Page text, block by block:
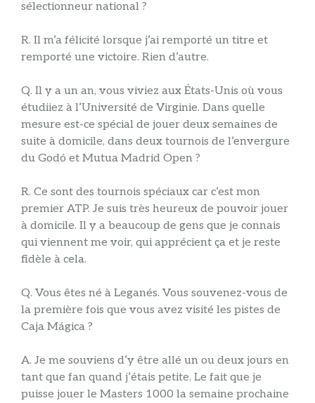
sélectionneur national ?
R. Il m’a félicité lorsque j’ai remporté un titre et
remporté une victoire. Rien d’autre.
Q. Il y a un an, vous viviez aux États-Unis où vous
étudiiez à l’Université de Virginie. Dans quelle
mesure est-ce spécial de jouer deux semaines de
suite à domicile, dans deux tournois de l’envergure
du Godó et Mutua Madrid Open ?
R. Ce sont des tournois spéciaux car c’est mon
premier ATP. Je suis très heureux de pouvoir jouer
à domicile. Il y a beaucoup de gens que je connais
qui viennent me voir, qui apprécient ça et je reste
fidèle à cela.
Q. Vous êtes né à Leganés. Vous souvenez-vous de
la première fois que vous avez visité les pistes de
Caja Mágica ?
A. Je me souviens d’y être allé un ou deux jours en
tant que fan quand j’étais petite. Le fait que je
puisse jouer le Masters 1000 la semaine prochaine